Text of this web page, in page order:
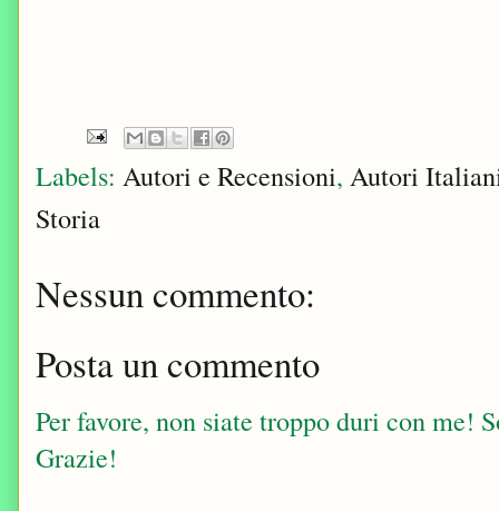
Labels: Autori e Recensioni, Autori
Storia
Nessun commento:
Posta un commento
Per favore, non siate troppo duri con
Grazie!